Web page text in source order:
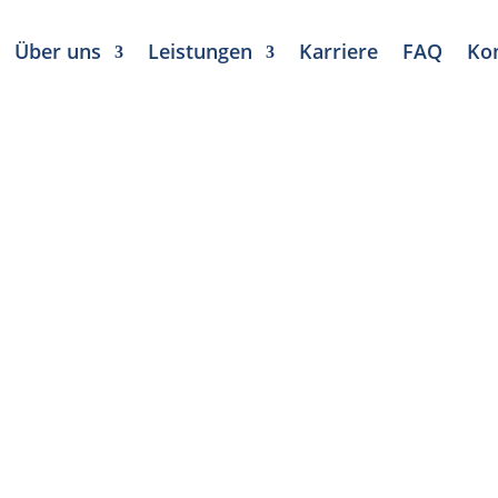
Über uns Leistungen Karriere FAQ